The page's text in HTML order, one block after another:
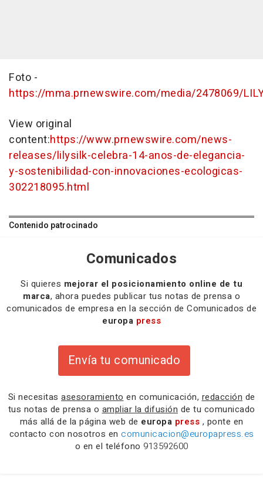
Foto -
https://mma.prnewswire.com/media/2478069/
View original
content:https://www.prnewswire.com/news-
releases/lilysilk-celebra-14-anos-de-elegancia-
y-sostenibilidad-con-innovaciones-ecologicas-
302218095.html
Contenido patrocinado
Comunicados
Si quieres mejorar el posicionamiento online de tu
marca, ahora puedes publicar tus notas de prensa o
comunicados de empresa en la sección de Comunicados de
europa press
Envía tu comunicado
Si necesitas asesoramiento en comunicación, redacción de
tus notas de prensa o ampliar la difusión de tu comunicado
más allá de la página web de europa press , ponte en
contacto con nosotros en comunicacion@europapress.es
o en el teléfono 913592600